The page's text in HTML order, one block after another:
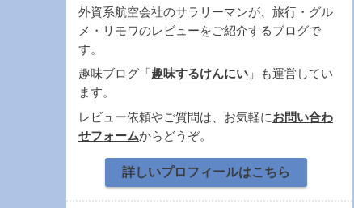
外資系航空会社のサラリーマンが、旅行・グル
メ・リモワのレビューをご紹介するブログで
す。
趣味ブログ「趣味するけんにい 」も運営してい
ます。
レビュー依頼やご質問は、お気軽にお問い合わ
せフォームからどうぞ。
詳しいプロフィールはこちら